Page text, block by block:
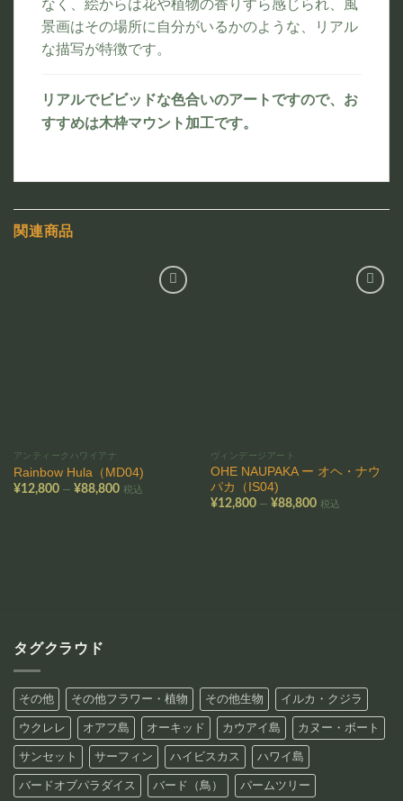
なく、絵からは花や植物の香りすら感じられ、風
景画はその場所に自分がいるかのような、リアル
な描写が特徴です。
リアルでビビッドな色合いのアートですので、お
すすめは木枠マウント加工です。
関連商品
アンティークハワイアナ
Rainbow Hula（MD04)
¥12,800 – ¥88,800価税込
ヴィンデージアート
OHE NAUPAKA ー オヘ・ナウ
パカ（IS04)
¥12,800 – ¥88,800価税込
タグクラウド
その他 その他フラワー・植物 その他生物 イルカ・クジラ
ウクレレ オアフ島 オーキッド カウアイ島 カヌー・ボート
サンセット サーフィン ハイビスカス ハワイ島
バードオブパラダイス バード（鳥） パームツリー